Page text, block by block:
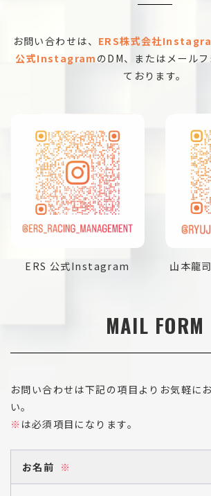
お問い合わせは、 ERS株式会社
公式Instagram のDM、またはメール
ております。
ERS 公式Instagram 山本龍
MAIL FORM
お問い合わせは下記の項目よりお気軽に
い。
※ は必須項目になります。
お名前 ※